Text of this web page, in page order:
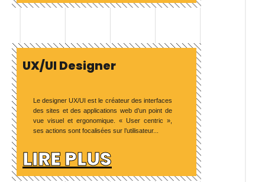
UX/UI Designer
Le designer UX/UI est le créateur des interfaces
des sites et des applications web d’un point de
vue visuel et ergonomique. « User centric »,
ses actions sont focalisées sur l’utilisateur...
LIRE PLUS